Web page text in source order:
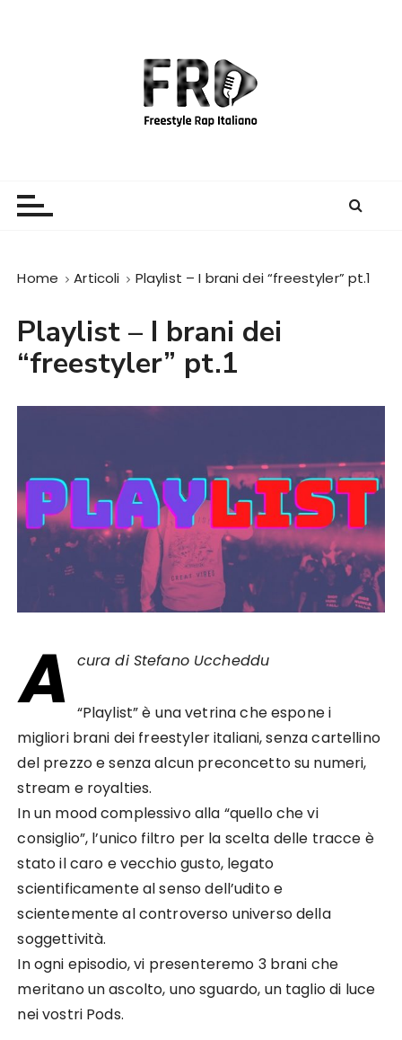
Home Articoli Playlist – I brani dei “freestyler” pt.1
Playlist – I brani dei
“freestyler” pt.1
A cura di Stefano Uccheddu
“Playlist” è una vetrina che espone i
migliori brani dei freestyler italiani, senza cartellino
del prezzo e senza alcun preconcetto su numeri,
stream e royalties.
In un mood complessivo alla “quello che vi
consiglio”, l’unico filtro per la scelta delle tracce è
stato il caro e vecchio gusto, legato
scientificamente al senso dell’udito e
scientemente al controverso universo della
soggettività.
In ogni episodio, vi presenteremo 3 brani che
meritano un ascolto, uno sguardo, un taglio di luce
nei vostri Pods.